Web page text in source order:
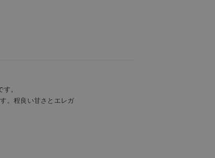
。
。程良い甘さとエレガ